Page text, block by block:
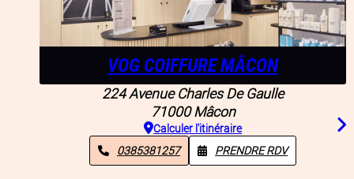
VOG COIFFURE MÂCON
224 Avenue Charles De Gaulle
71000 Mâcon
Calculer l'itinéraire
0385381257
PRENDRE RDV